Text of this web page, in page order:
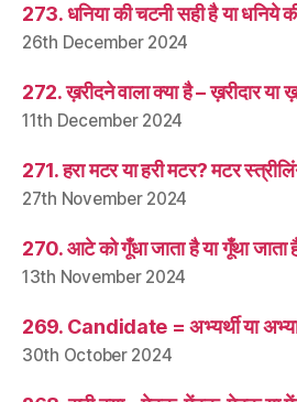
273. धनिया की चटनी सही है या धनिये
26th December 2024
272. ख़रीदने वाला क्या है – ख़रीदार या
11th December 2024
271. हरा मटर या हरी मटर? मटर
27th November 2024
270. आटे को गूँधा जाता है या गूँथा जाता
13th November 2024
269. Candidate = अभ्यर्थी या
30th October 2024